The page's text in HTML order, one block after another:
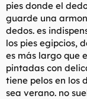
pies donde el
guarde una
dedos. es
los pies egipcios,
es más largo que
pintadas con
tiene pelos en los
sea verano. no